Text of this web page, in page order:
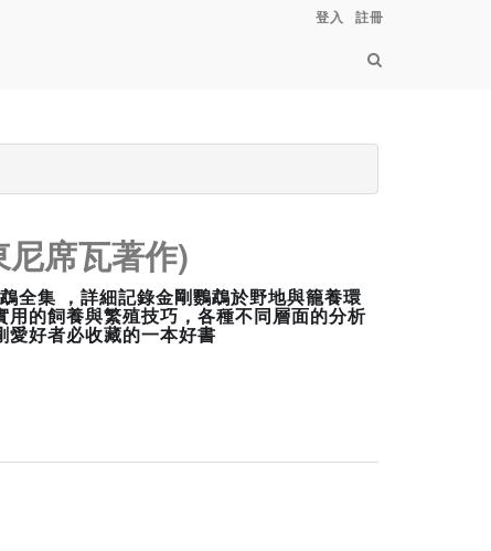
登入 註冊
席瓦著作)
全集 ，詳細記錄金剛鸚鵡於野地與籠養環
用的飼養與繁殖技巧，各種不同層面的分析
愛好者必收藏的一本好書